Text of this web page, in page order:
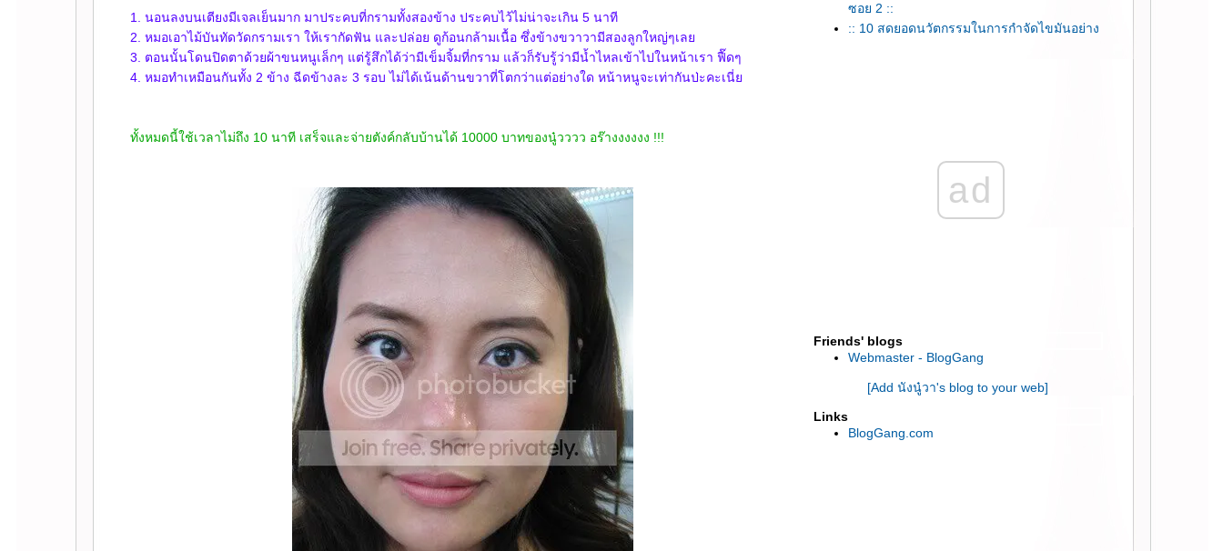
1. นอนลงบนเตียงมีเจลเย็นมาก มาประคบที่กรามทั้งสองข้าง ประคบไว้ไม่น่าจะเกิน 5 นาที
2. หมอเอาไม้บันทัดวัดกรามเรา ให้เรากัดฟัน และปล่อย ดูก้อนกล้ามเนื้อ ซึ่งข้างขวาวามีสองลูกใหญ่ๆเล
3. ตอนนั้นโดนปิดตาด้วยผ้าขนหนูเล็กๆ แต่รู้สึกได้ว่ามีเข็มจิ้มที่กราม แล้วก็รับรู้ว่ามีน้ำไหลเข้าไปในหน้าเรา ฟื๊ดๆ
4. หมอทำเหมือนกันทั้ง 2 ข้าง ฉีดข้างละ 3 รอบ ไม่ได้เน้นด้านขวาที่โตกว่าแต่อย่างใด หน้าหนูจะเท่ากันป่ะคะเนี่
ทั้งหมดนี้ใช้เวลาไม่ถึง 10 นาที เสร็จและจ่ายตังค์กลับบ้านได้ 10000 บาทของนู๋วววว อร๊างงงงงง !!!
ซอย 2 ::
:: 10 สุดยอดนวัตกรรมในการกำจัดไขมันอย่าง
:: ทดลองทรีตเมนท์หน้าใส Ultra Deep Layer
:: ฉีด Filler ให้ผิวดูใส วาวๆเหมือนสาวเกาหลี ::
:: ผลลัพท์ 1 เดือน หลังฉีด Dysport ลดริ้วรอย/
ลดกราม ::
:: รีวิว Laser ทำหน้า,รักแร้ ขาวใส ใหม่จาก
:: One Day Make Over ที่พฤกษาคลีนิค ::
ad
Friends' blogs
Webmaster - BlogGang
[Add นังนู๋วา's blog to your web]
Links
BlogGang.com